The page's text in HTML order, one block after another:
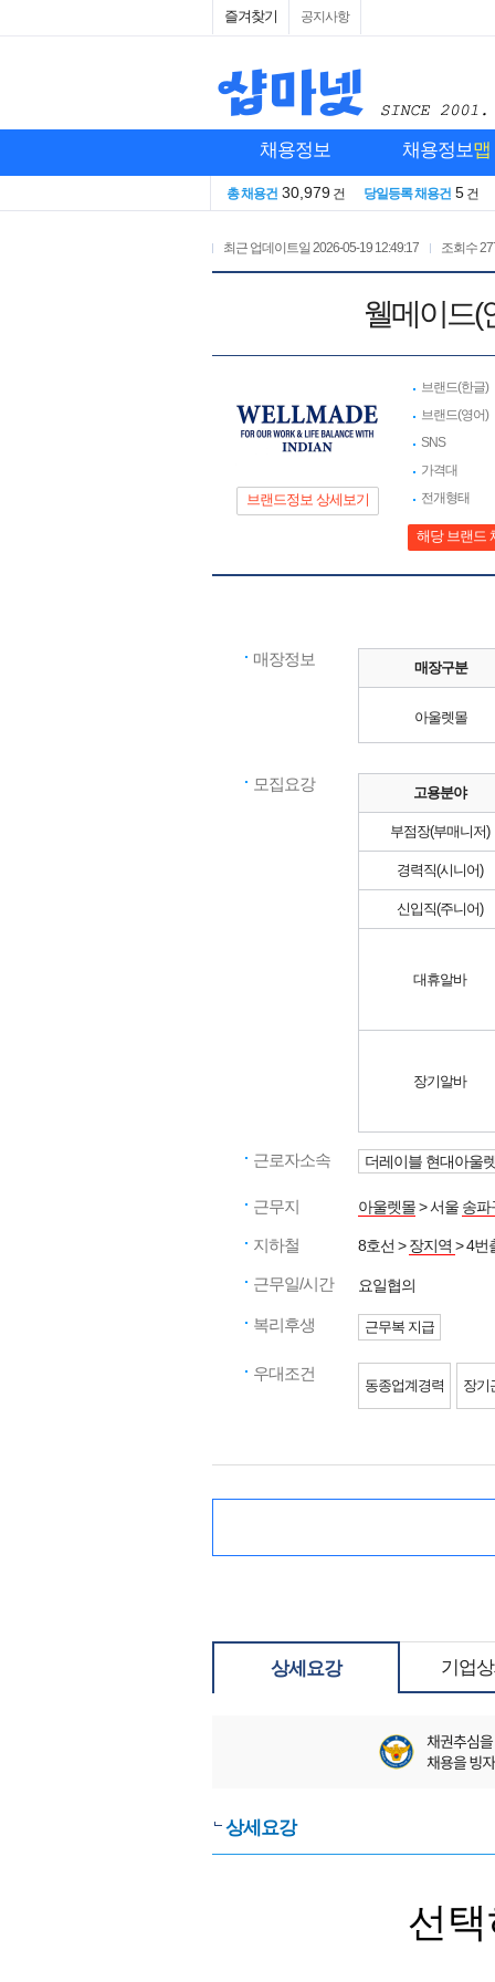
즐겨찾기 공지사항
채용정보 채용정보맵
총 채용건 30,979 건 당일등록 채용건 5 건
최근 업데이트일 2026-05-19 12:49:17 조회수
웰메이드(
브랜드정보 상세보기
브랜드(한글)
브랜드(영어)
SNS
가격대
전개형태
해당 브랜드
매장정보 매장구분
아울렛몰
모집요강 고용분야
부점장(부매니저)
경력직(시니어)
신입직(주니어)
대휴알바
장기알바
근로자소속 더레이블 현대아울
근무지 아울렛몰> 서울 송파
지하철 8호선 >장지역 > 4번
근무일/시간 요일협의
복리후생 근무복 지급
우대조건
동종업계경력 장기
상세요강 기업
상세요강
선